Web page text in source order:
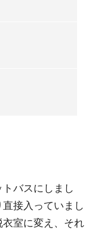
バスにしまし
接入っていまし
室に変え、それ